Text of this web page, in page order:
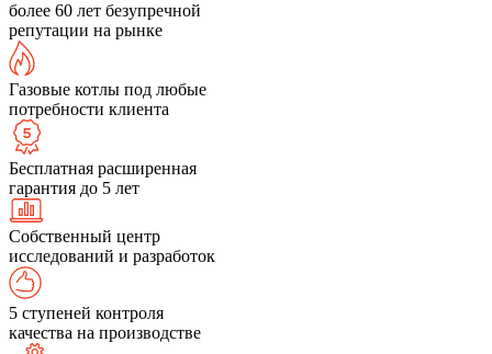
более 60 лет безупречной
репутации на рынке
Газовые котлы под любые
потребности клиента
Бесплатная расширенная
гарантия до 5 лет
Собственный центр
исследований и разработок
5 ступеней контроля
качества на производстве